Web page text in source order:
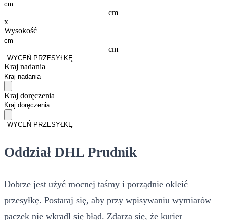
cm
x
Wysokość
cm
WYCEŃ PRZESYŁKĘ
Kraj nadania
Kraj doręczenia
WYCEŃ PRZESYŁKĘ
Oddział DHL Prudnik
Dobrze jest użyć mocnej taśmy i porządnie okleić
przesyłkę. Postaraj się, aby przy wpisywaniu wymiarów
paczek nie wkradł się błąd. Zdarza się, że kurier